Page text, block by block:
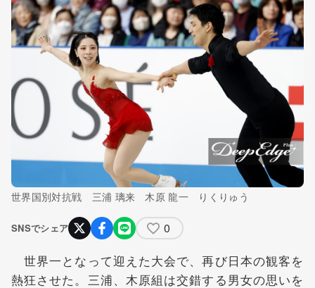
世界国別対抗戦 三浦 璃来 木原 龍一 りくりゅう
SNSでシェア 0
世界一となって迎えた大会で、再び日本の観客を
熱狂させた。三浦、木原組は交錯する男女の思いを